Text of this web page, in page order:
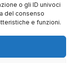
o gli ID univoci
del consenso
e funzioni.
ai piccoli
coi contratti